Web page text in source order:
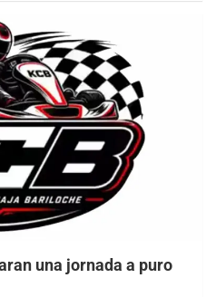
una jornada a puro